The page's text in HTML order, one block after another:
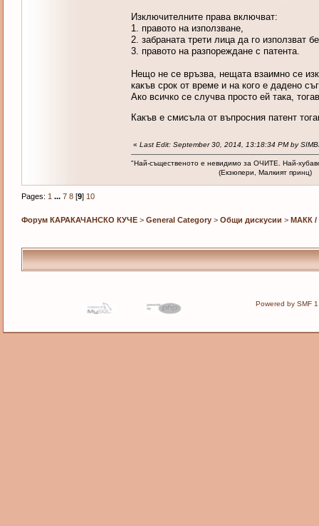
Изключителните права включват:
1. правото на използване,
2. забраната трети лица да го използват
3. правото на разпореждане с патента.
Нещо не се връзва, нещата взаимно се
какъв срок от време и на кого е дадено
Ако всичко се случва просто ей така,
Какъв е смисъла от въпросния патент
« Last Edit: September 30, 2014, 13:18:34 PM by
"Най-същественото е невидимо за ОЧИТЕ. Най-
(Екзюпери, Малкият принц)
Pages: 1 ... 7 8[9] 10
Форум КАРАКАЧАНСКО КУЧЕ> General Category> Общи дискусии > МАКК /
Powered by SMF